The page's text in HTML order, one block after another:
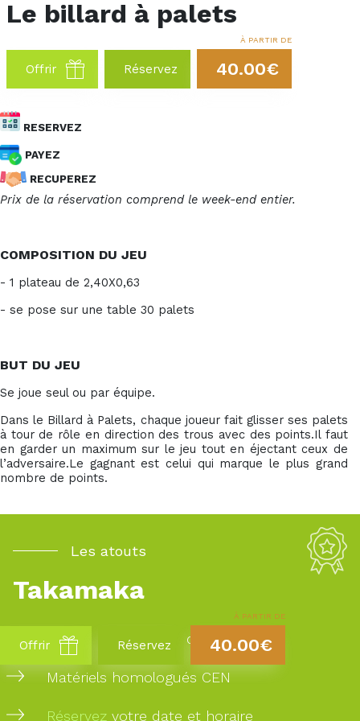
Le billard à palets
Offrir Réservez
À PARTIR DE
40.00€
RESERVEZ
PAYEZ
RECUPEREZ
Prix de la réservation comprend le week-end entier.
COMPOSITION DU JEU
- 1 plateau de 2,40X0,63
- se pose sur une table 30 palets
BUT DU JEU
Se joue seul ou par équipe.
Dans le Billard à Palets, chaque joueur fait glisser ses palets
à tour de rôle en direction des trous avec des points.Il faut
en garder un maximum sur le jeu tout en éjectant ceux de
l’adversaire.Le gagnant est celui qui marque le plus grand
nombre de points.
Les atouts
Takamaka
20 ans d’experience dans la région
Matériels homologués CEN
Réservez votre date et horaire
Offrir Réservez
À PARTIR DE
40.00€